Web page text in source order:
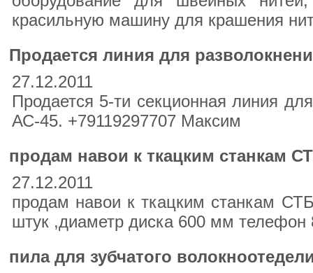
красильную машину для крашения
Продается линия для
27.12.2011
Продается 5-ти секционная линия
АС-45. +79119297707 Максим
продам навои к ткацким станкам
27.12.2011
продам навои к ткацким станкам
штук ,диаметр диска 600 мм телефон
пила для зубчатого